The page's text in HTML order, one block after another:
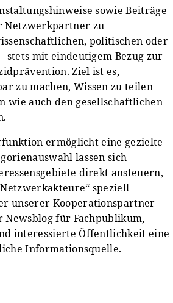
sowie Beiträge
Netzwerkpartner zu
politischen oder
stets mit eindeutigem Bezug zur
Ziel ist es,
zu machen, Wissen zu teilen
wie auch den gesellschaftlichen
ermöglicht eine gezielte
lassen sich
direkt ansteuern,
speziell
unserer Kooperationspartner
Newsblog für Fachpublikum,
interessierte Öffentlichkeit eine
Informationsquelle.